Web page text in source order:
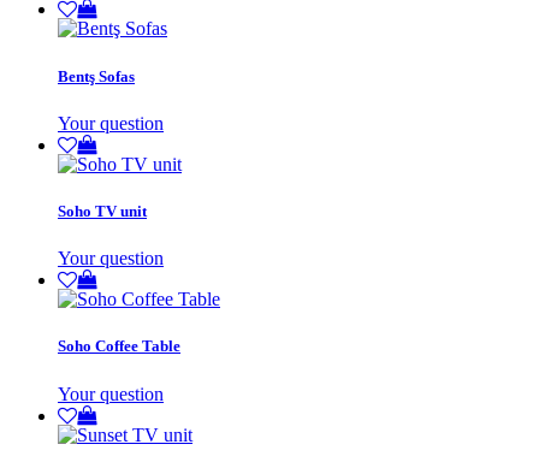
Bentş Sofas
Your question
Soho TV unit
Your question
Soho Coffee Table
Your question